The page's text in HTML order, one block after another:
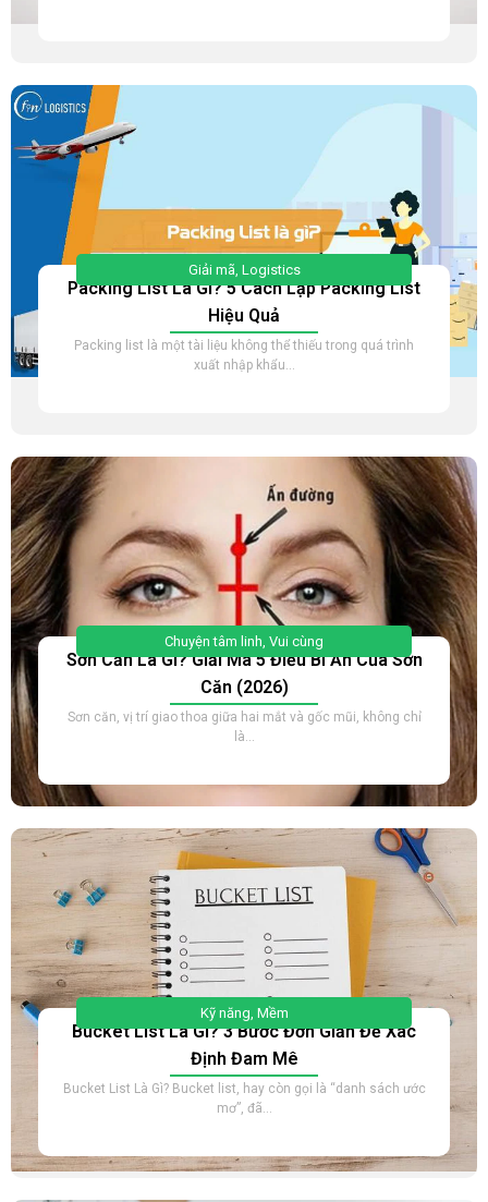
Giải mã Logistics
Packing List Là Gì? 5 Cách Lập Packing List
Hiệu Quả
Packing list là một tài liệu không thể thiếu trong quá trình
xuất nhập khẩu...
Chuyện tâm linh Vui cùng
Sơn Căn Là Gì? Giải Mã 5 Điều Bí Ẩn Của Sơn
Căn (2026)
Sơn căn, vị trí giao thoa giữa hai mắt và gốc mũi, không chỉ
là...
Kỹ năng Mềm
Bucket List Là Gì? 3 Bước Đơn Giản Để Xác
Định Đam Mê
Bucket List Là Gì? Bucket list, hay còn gọi là “danh sách ước
mơ”, đã...